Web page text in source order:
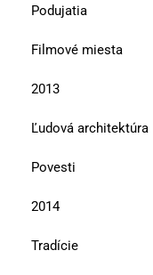
Podujatia
Filmové miesta
2013
Ľudová architektúra
Povesti
2014
Tradície